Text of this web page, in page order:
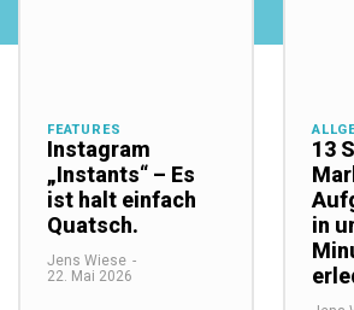
FEATURES
Instagram
„Instants“ – Es
ist halt einfach
Quatsch.
Jens Wiese -
22. Mai 2026
13
in